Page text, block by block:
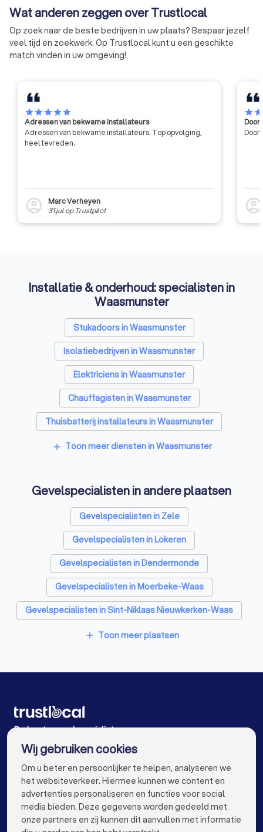
verlenen van technische
voorlichting, bijstand en advies
aan zijn leden, en het bijdragen
tot de algemene innovatie en
ontwikkeling in de bouwsector,
van de industrie en de overheid.
Wat anderen zeggen over Trustlocal
Op zoek naar de beste bedrijven in uw plaats? Bespaar jezelf
veel tijd en zoekwerk. Op Trustlocal kunt u een geschikte
match vinden in uw omgeving!
starstarstarstarstar
Adressen van bekwame installateurs
Adressen van bekwame installateurs. Top opvolging,
heel tevreden.
account_circle
Marc Verheyen
31 julop Trustpilot
starstar
Door
Door
account_circle
Installatie & onderhoud: specialisten in
Waasmunster
Stukadoors in Waasmunster
Isolatiebedrijven in Waasmunster
Elektriciens in Waasmunster
Chauffagisten in Waasmunster
Thuisbatterij installateurs in Waasmunster
add Toon meer diensten in Waasmunster
Gevelspecialisten in andere plaatsen
Gevelspecialisten in Zele
Gevelspecialisten in Lokeren
Gevelspecialisten in Dendermonde
Gevelspecialisten in Moerbeke-Waas
Gevelspecialisten in Sint-Niklaas Nieuwkerken-Waas
Gevelspecialisten in Wichelen
Gevelspecialisten in Wetteren
Gevelspecialisten in Sint-Gillis-Waas Meerdonk
Gevelspecialisten in Antwerpen
Gevelspecialisten in Gent
Gevelspecialisten in Brugge
Gevelspecialisten in Leuven
add Toon meer plaatsen
De beste gevelspecialisten voor u
VOOR PARTICULIEREN keyboard_arrow_down
Wij gebruiken cookies
Om u beter en persoonlijker te helpen, analyseren we
het websiteverkeer. Hiermee kunnen we content en
advertenties personaliseren en functies voor social
media bieden. Deze gegevens worden gedeeld met
onze partners en zij kunnen dit aanvullen met informatie